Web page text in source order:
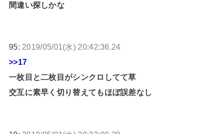
間違い探しかな
95: 2019/05/01(水) 20:42:36.24
>>17
一枚目と二枚目がシンクロしてて草
交互に素早く切り替えてもほぼ誤差なし